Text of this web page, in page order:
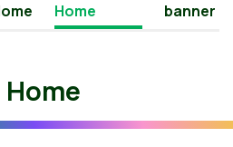
Home
banner